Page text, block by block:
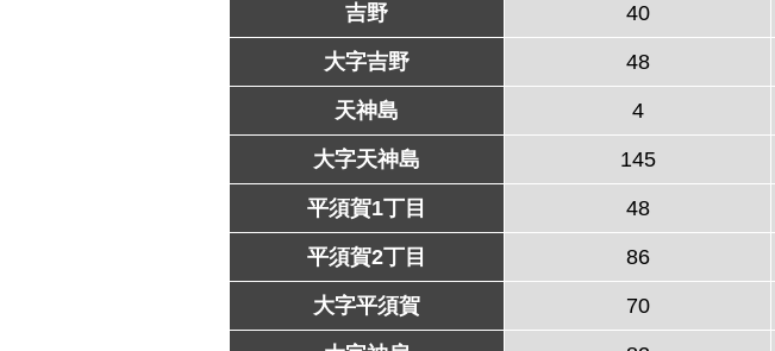
吉野 40
大字吉野 48
天神島 4
大字天神島 145
平須賀1丁目 48
平須賀2丁目 86
大字平須賀 70